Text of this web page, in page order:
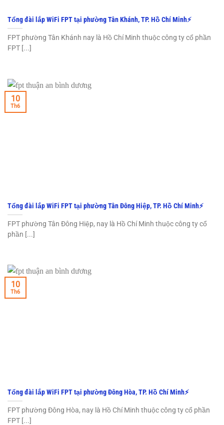
Tổng đài lắp WiFi FPT tại phường Tân Khánh, TP. Hồ Chí Minh⚡️
FPT phường Tân Khánh nay là Hồ Chí Minh thuộc công ty cổ phần
FPT [...]
Tổng đài lắp WiFi FPT tại phường Tân Đông Hiệp, TP. Hồ Chí Minh⚡️
FPT phường Tân Đông Hiệp, nay là Hồ Chí Minh thuộc công ty cổ
phần [...]
10
Th6
Tổng đài lắp WiFi FPT tại phường Đông Hòa, TP. Hồ Chí Minh⚡️
FPT phường Đông Hòa, nay là Hồ Chí Minh thuộc công ty cổ phần
FPT [...]
10
Th6